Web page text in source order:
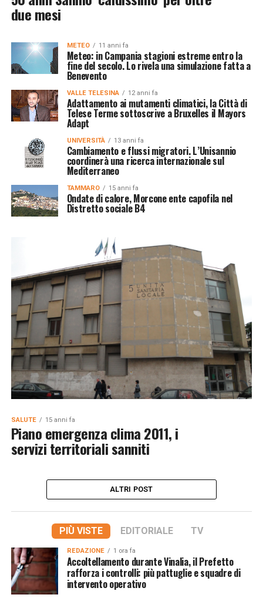
due mesi
METEO 11 anni fa
Meteo: in Campania stagioni estreme entro la
fine del secolo. Lo rivela una simulazione fatta a
Benevento
VALLE TELESINA 12 anni fa
Adattamento ai mutamenti climatici, la Città di
Telese Terme sottoscrive a Bruxelles il Mayors
Adapt
UNIVERSITÀ 13 anni fa
Cambiamento e flussi migratori. L’Unisannio
coordinerà una ricerca internazionale sul
Mediterraneo
TAMMARO 15 anni fa
Ondate di calore, Morcone ente capofila nel
Distretto sociale B4
SALUTE 15 anni fa
Piano emergenza clima 2011, i
servizi territoriali sanniti
ALTRI POST
PIÙ VISTE EDITORIALE TV
REDAZIONE 1 ora fa
Accoltellamento durante Vinalia, il Prefetto
rafforza i controlli: più pattuglie e squadre di
intervento operativo